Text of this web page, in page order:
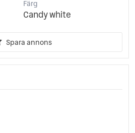
Färg
Candy white
Spara annons